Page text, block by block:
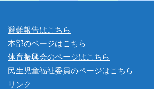
避難報告はこちら
本部のページはこちら
体育振興会のページはこちら
民生児童福祉委員のページはこちら
リンク